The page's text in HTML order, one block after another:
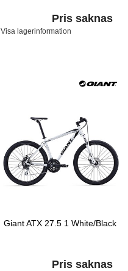
Pris saknas
Visa lagerinformation
Giant ATX 27.5 1 White/Black
Pris saknas